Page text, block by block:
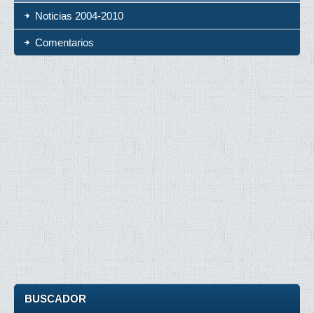
Noticias 2004-2010
Comentarios
BUSCADOR